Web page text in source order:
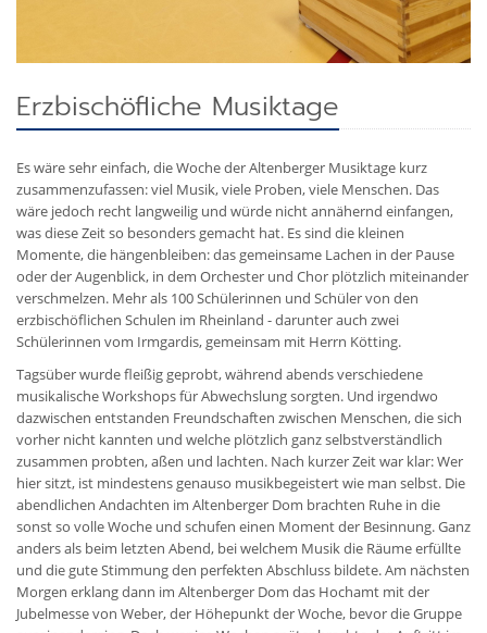
Erzbischöfliche Musiktage
Es wäre sehr einfach, die Woche der Altenberger Musiktage kurz
zusammenzufassen: viel Musik, viele Proben, viele Menschen. Das
wäre jedoch recht langweilig und würde nicht annähernd einfangen,
was diese Zeit so besonders gemacht hat. Es sind die kleinen
Momente, die hängenbleiben: das gemeinsame Lachen in der Pause
oder der Augenblick, in dem Orchester und Chor plötzlich miteinander
verschmelzen. Mehr als 100 Schülerinnen und Schüler von den
erzbischöflichen Schulen im Rheinland - darunter auch zwei
Schülerinnen vom Irmgardis, gemeinsam mit Herrn Kötting.
Tagsüber wurde fleißig geprobt, während abends verschiedene
musikalische Workshops für Abwechslung sorgten. Und irgendwo
dazwischen entstanden Freundschaften zwischen Menschen, die sich
vorher nicht kannten und welche plötzlich ganz selbstverständlich
zusammen probten, aßen und lachten. Nach kurzer Zeit war klar: Wer
hier sitzt, ist mindestens genauso musikbegeistert wie man selbst. Die
abendlichen Andachten im Altenberger Dom brachten Ruhe in die
sonst so volle Woche und schufen einen Moment der Besinnung. Ganz
anders als beim letzten Abend, bei welchem Musik die Räume erfüllte
und die gute Stimmung den perfekten Abschluss bildete. Am nächsten
Morgen erklang dann im Altenberger Dom das Hochamt mit der
Jubelmesse von Weber, der Höhepunkt der Woche, bevor die Gruppe